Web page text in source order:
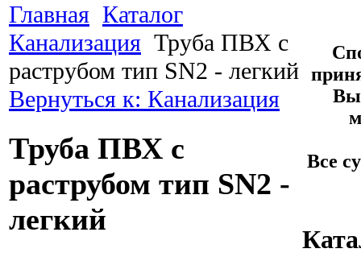
Главная Каталог
Канализация Труба ПВХ с
раструбом тип SN2 - легкий
Вернуться к: Канализация
Труба ПВХ с
раструбом тип SN2 -
легкий
Все